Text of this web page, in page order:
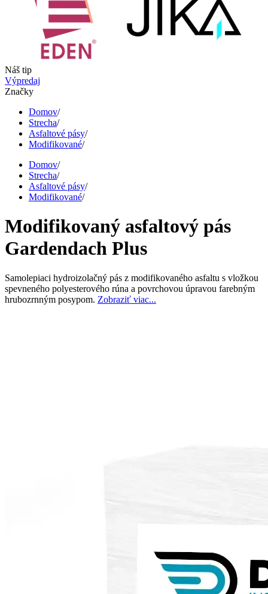
Náš tip
Výpredaj
Značky
Domov/
Strecha/
Asfaltové pásy/
Modifikované/
Domov/
Strecha/
Asfaltové pásy/
Modifikované/
Modifikovaný asfaltový pás
Gardendach Plus
Samolepiaci hydroizolačný pás z modifikovaného asfaltu s vložkou
spevneného polyesterového rúna a povrchovou úpravou farebným
hrubozrnným posypom. Zobraziť viac...